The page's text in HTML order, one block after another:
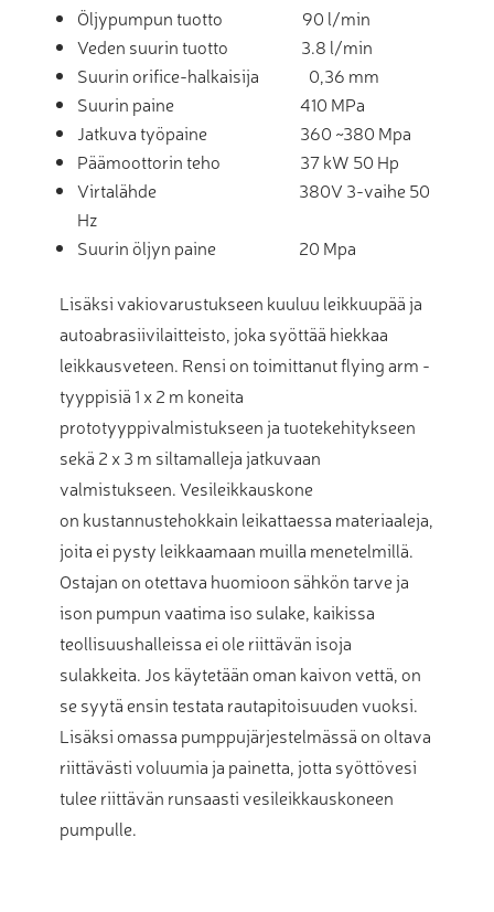
Öljypumpun tuotto 90 l/min
Veden suurin tuotto 3.8 l/min
Suurin orifice-halkaisija 0,36 mm
Suurin paine 410 MPa
Jatkuva työpaine 360 ~380 Mpa
Päämoottorin teho 37 kW 50 Hp
Virtalähde 380V 3-vaihe 50
Hz
Suurin öljyn paine 20 Mpa
Lisäksi vakiovarustukseen kuuluu leikkuupää ja
autoabrasiivilaitteisto, joka syöttää hiekkaa
leikkausveteen. Rensi on toimittanut flying arm -
tyyppisiä 1 x 2 m koneita
prototyyppivalmistukseen ja tuotekehitykseen
sekä 2 x 3 m siltamalleja jatkuvaan
valmistukseen. Vesileikkauskone
on kustannustehokkain leikattaessa materiaaleja,
joita ei pysty leikkaamaan muilla menetelmillä.
Ostajan on otettava huomioon sähkön tarve ja
ison pumpun vaatima iso sulake, kaikissa
teollisuushalleissa ei ole riittävän isoja
sulakkeita. Jos käytetään oman kaivon vettä, on
se syytä ensin testata rautapitoisuuden vuoksi.
Lisäksi omassa pumppujärjestelmässä on oltava
riittävästi voluumia ja painetta, jotta syöttövesi
tulee riittävän runsaasti vesileikkauskoneen
pumpulle.